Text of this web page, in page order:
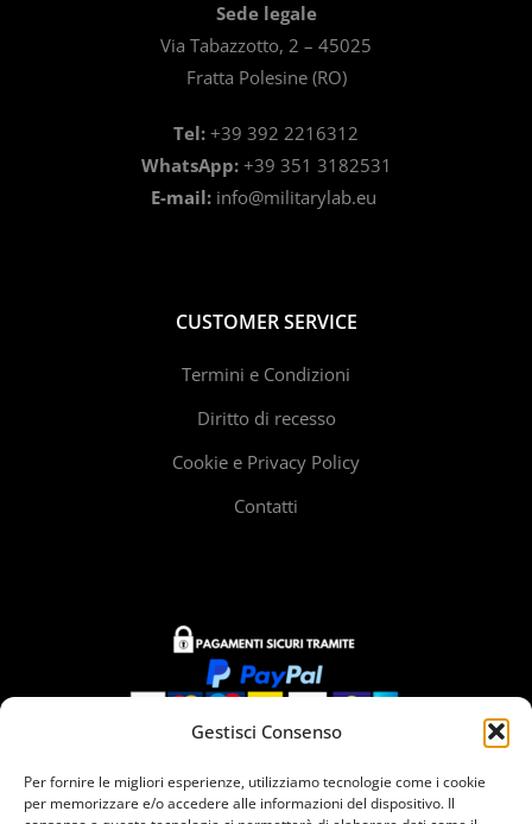
Gestisci Consenso
Per fornire le migliori esperienze, utilizziamo tecnologie come i cookie
per memorizzare e/o accedere alle informazioni del dispositivo. Il
Sede legale
Via Tabazzotto, 2 – 45025
Fratta Polesine (RO)
Tel: +39 392 2216312
WhatsApp:+39 351 3182531
E-mail: info@militarylab.eu
CUSTOMER SERVICE
Termini e Condizioni
Diritto di recesso
Cookie e Privacy Policy
Contatti
Siamo presenti in